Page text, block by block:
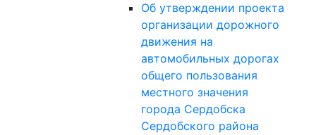
Об утверждении проекта
организации дорожного
движения на
автомобильных дорогах
общего пользования
местного значения
города Сердобска
Сердобского района